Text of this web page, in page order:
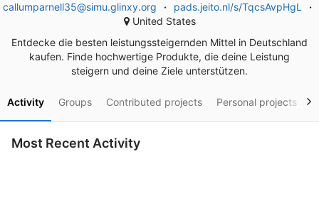
callumparnell35@simu.glinxy.org
pads.jeito.nl/s/TqcsAvpHgL
United States
Entdecke die besten leistungssteigernden Mittel in Deutschland
kaufen. Finde hochwertige Produkte, die deine Leistung
steigern und deine Ziele unterstützen.
Activity Groups Contributed projects Personal projects
Most Recent Activity